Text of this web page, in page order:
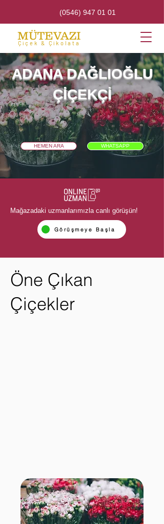
(0546) 947 01 01
MÜTEVAZI
Çiçek & Çikolata
ADANA DAĞLIOĞLU
ÇİÇEKÇİ
HEMEN ARA WHATSAPP
Mağazadaki uzmanlarımızla canlı görüşün!
Görüşmeye Başla
Öne Çıkan
Çiçekler